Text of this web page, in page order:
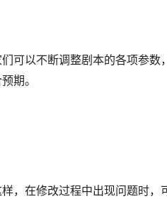
可以不断调整剧本的各项参数
期。
，在修改过程中出现问题时，